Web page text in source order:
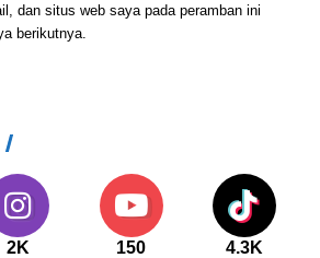
dan situs web saya pada peramban ini
berikutnya.
2K 150 4.3K